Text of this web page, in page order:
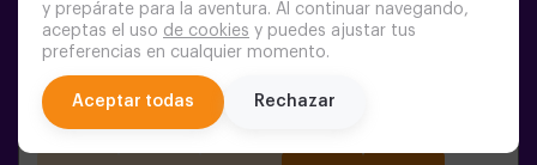
y prepárate para la aventura. Al continuar navegando,
aceptas el uso de cookies y puedes ajustar tus
preferencias en cualquier momento.
Aceptar todas Rechazar
PERSONES MIN. 8-99AÑOS
Pulse Up: El Terra És Lava (sala1)
09:55 11:00